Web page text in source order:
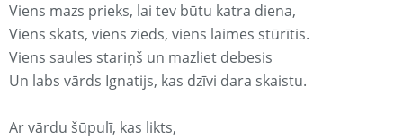
Viens mazs prieks, lai tev būtu katra diena,
Viens skats, viens zieds, viens laimes stūrītis.
Viens saules stariņš un mazliet debesis
Un labs vārds Ignatijs, kas dzīvi dara skaistu.
Ar vārdu šūpulī, kas likts,